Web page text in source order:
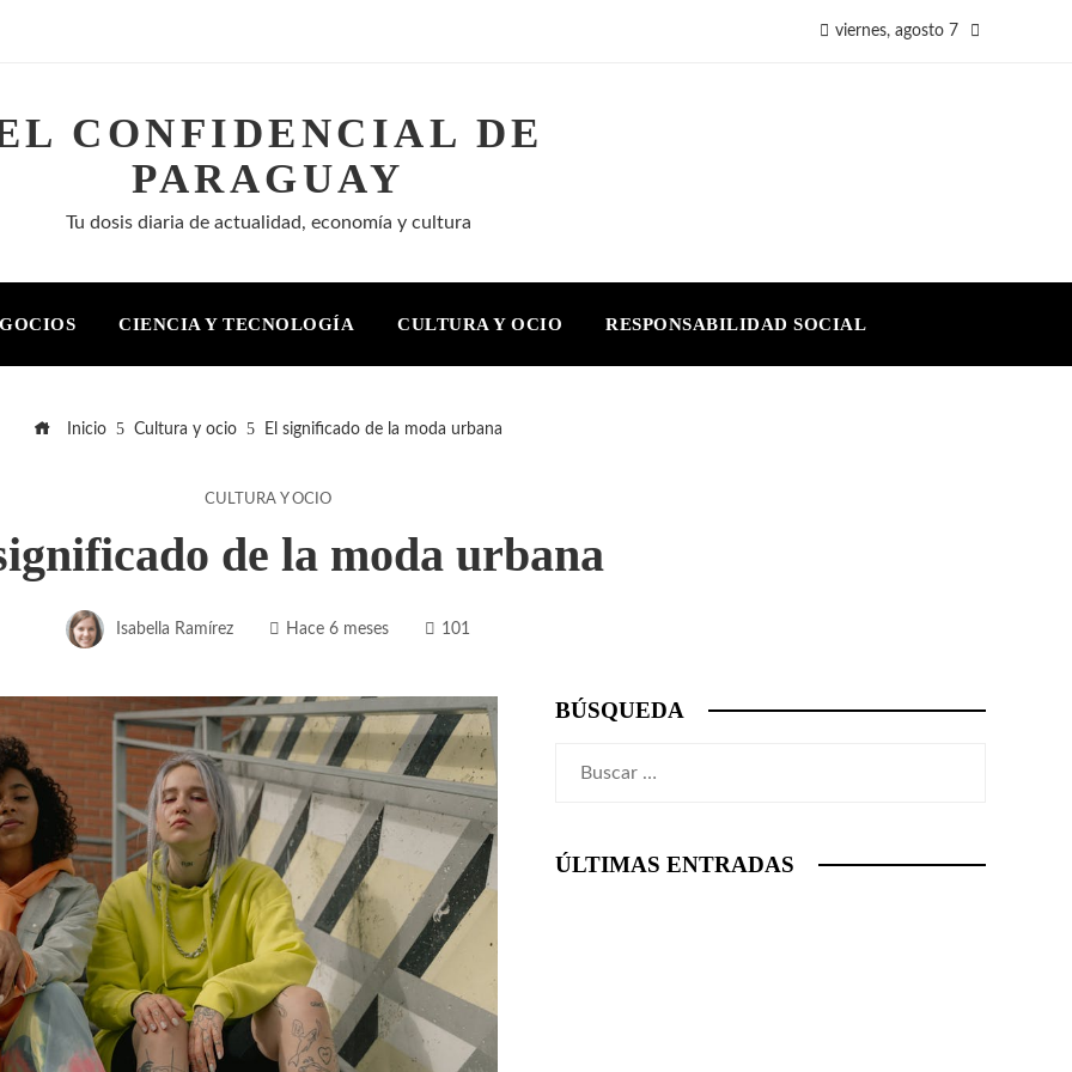
viernes, agosto 7
CONFIDENCIAL DE
PARAGUAY
Tu dosis diaria de actualidad, economía y cultura
CIENCIA Y TECNOLOGÍA CULTURA Y OCIO RESPONSABILIDAD SOCIAL
Inicio Cultura y ocio El significado de la moda urbana
CULTURA Y OCIO
de la moda urbana
Isabella Ramírez Hace 6 meses 101
BÚSQUEDA
ÚLTIMAS ENTRADAS